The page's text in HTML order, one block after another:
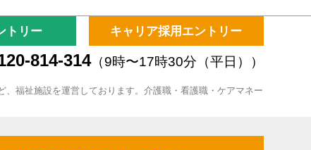
トリー キャリア採用エントリー
814-314（9時〜17時30分（平日））
福祉施設を運営しております。介護職・看護職・ケアマネー